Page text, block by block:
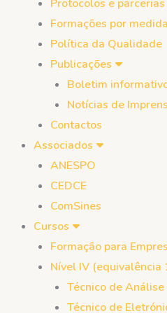
Protocolos e parcerias
Formações por medida
Política da Qualidade
Publicações
Boletim
Notícias de
Contactos
Associados
ANESPO
CEDCE
ComSines
Cursos
Formação para
Nível IV (equivalência
Técnico de
Técnico de